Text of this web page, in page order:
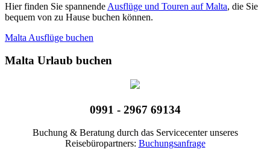
Hier finden Sie spannende Ausflüge und Touren auf Malta, die Sie
bequem von zu Hause buchen können.
Malta Ausflüge buchen
Malta Urlaub buchen
0991 - 2967 69134
Buchung & Beratung durch das Servicecenter unseres
Reisebüropartners: Buchungsanfrage